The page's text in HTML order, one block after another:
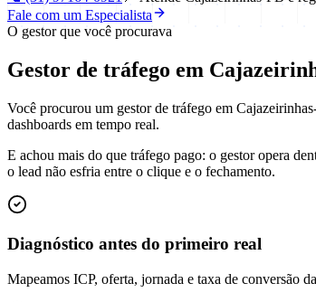
Fale com um Especialista
O gestor que você procurava
Gestor de tráfego em
Você procurou um gestor de tráfego em
dashboards em tempo real.
E achou mais do que tráfego pago: o gestor opera
o lead não esfria entre o clique e o fechamento.
Diagnóstico antes do primeiro real
Mapeamos ICP, oferta, jornada e taxa de conversão